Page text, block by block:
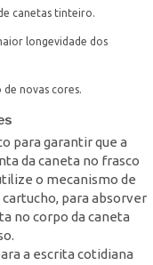
canetas tinteiro.
longevidade dos
novas cores.
para garantir que a
da caneta no frasco
o mecanismo de
para absorver
no corpo da caneta
a escrita cotidiana